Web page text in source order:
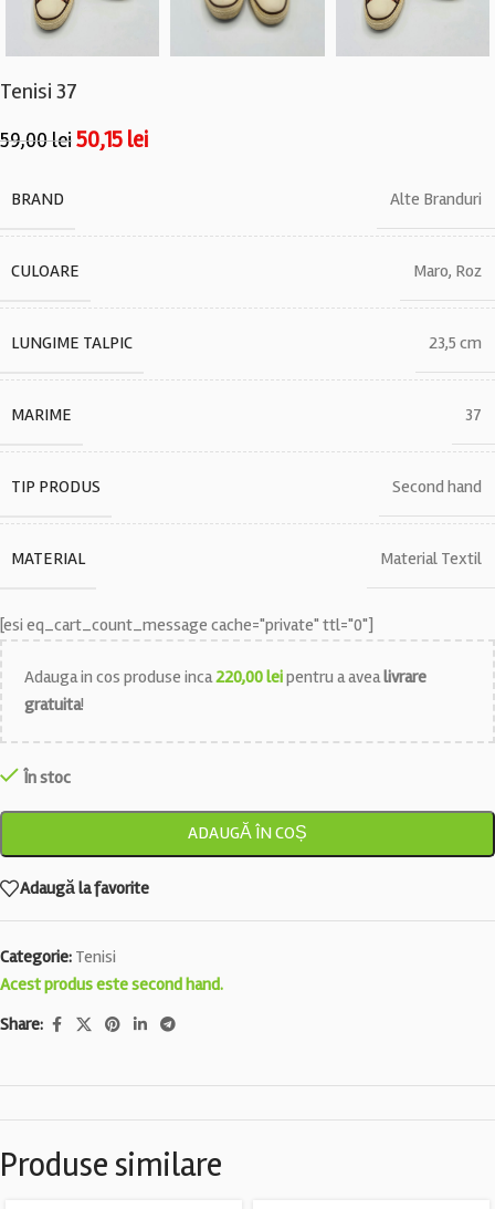
Tenisi 37
59,00lei50,15 lei
BRAND Alte Branduri
CULOARE Maro, Roz
LUNGIME TALPIC 23,5 cm
MARIME 37
TIP PRODUS Second hand
MATERIAL Material Textil
[esi eq_cart_count_message cache="private" ttl="0"]
Adauga in cos produse inca220,00leipentru a avealivrare
gratuita!
În stoc
ADAUGĂ ÎN COȘ
Adaugă la favorite
Categorie: Tenisi
Acest produs este second hand.
Share:
Produse similare